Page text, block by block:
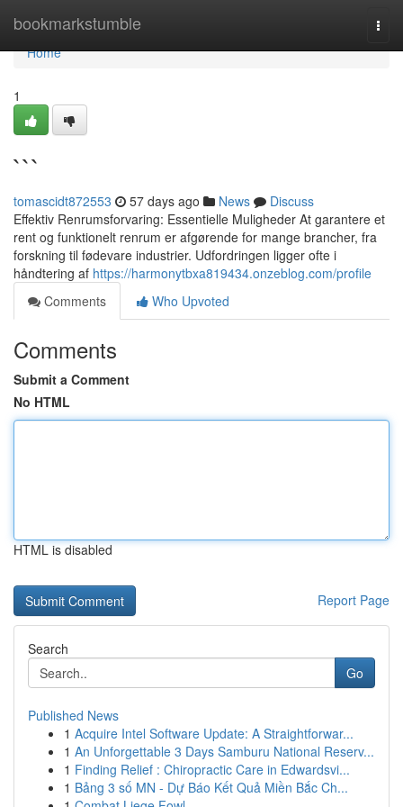
bookmarkstumble
Home
Home
1
```
tomascidt872553 57 days ago News
Discuss
Effektiv Renrumsforvaring: Essentielle Muligheder At garantere et
rent og funktionelt renrum er afgørende for mange brancher, fra
forskning til fødevare industrier. Udfordringen ligger ofte i
håndtering af https://harmonytbxa819434.onzeblog.com/profile
Comments
Who Upvoted
Comments
Submit a Comment
No HTML
HTML is disabled
Report Page
Search
Go
Published News
1 Acquire Intel Software Update: A Straightforwar...
1 An Unforgettable 3 Days Samburu National Reserv...
1 Finding Relief : Chiropractic Care in Edwardsvi...
1 Bảng 3 số MN - Dự Báo Kết Quả Miền Bắc Ch...